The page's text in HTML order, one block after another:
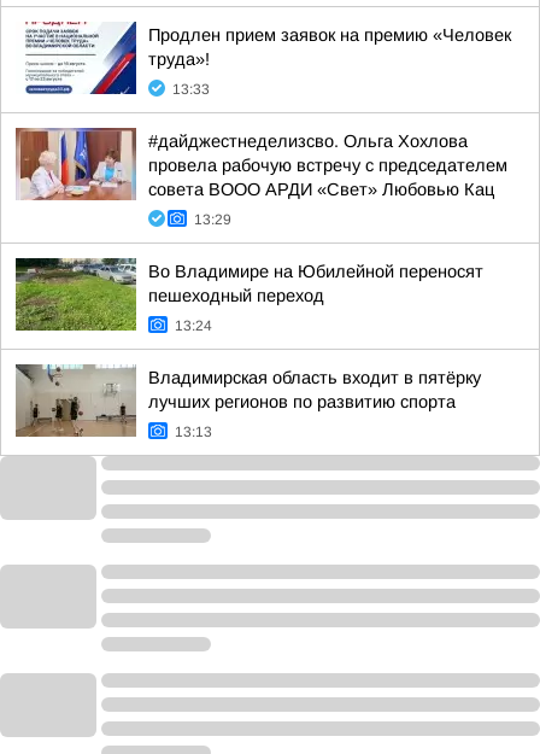
Продлен прием заявок на премию «Человек
труда»!
13:33
#дайджестнеделизсво. Ольга Хохлова
провела рабочую встречу с председателем
совета ВООО АРДИ «Свет» Любовью Кац
13:29
Во Владимире на Юбилейной переносят
пешеходный переход
13:24
Владимирская область входит в пятёрку
лучших регионов по развитию спорта
13:13